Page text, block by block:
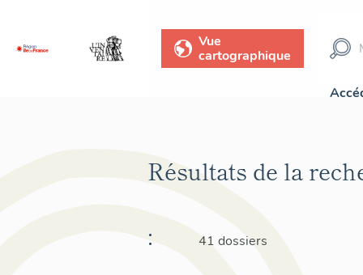
Vue
cartographique
Résultats de la
:
41 dossiers